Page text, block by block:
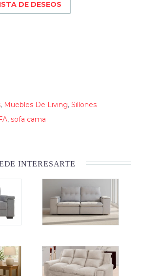
DE DESEOS
, Muebles De Living, Sillones
, sofa cama
INTERESARTE